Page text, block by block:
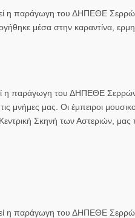
η παράγωγη του ΔΗΠΕΘΕ Σερρών
μέσα στην καραντίνα,
παράγωγη του ΔΗΠΕΘΕ Σερρών
τις μνήμες μας. Οι έμπειροι
Σκηνή των Αστεριών, μας
η παράγωγη του ΔΗΠΕΘΕ